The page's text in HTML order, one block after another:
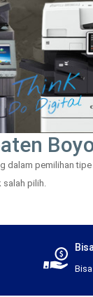
pemilihan
pilih.